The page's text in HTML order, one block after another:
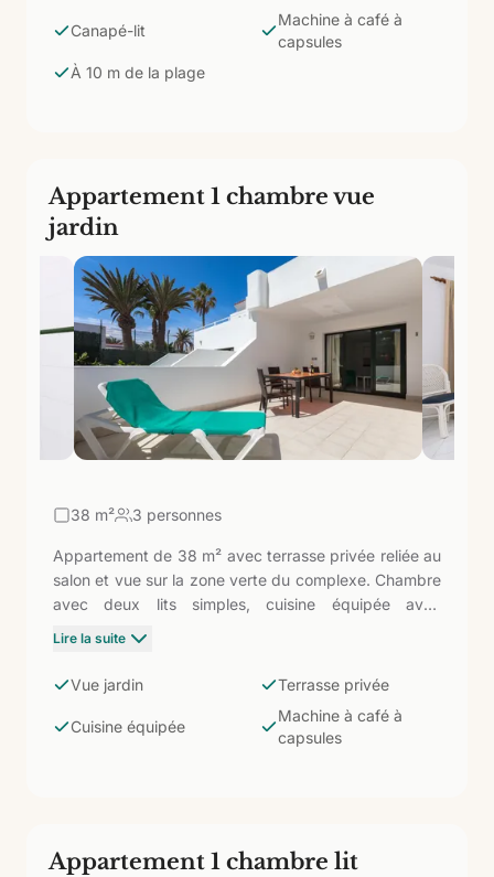
est l'option pour ceux qui souhaitent voir l'Atlantique
également depuis le balcon, dans un petit complexe
intime en plein centre de Corralejo.
Canapé-lit
Machine à café à
capsules
À 10 m de la plage
Appartement 1 chambre vue
jardin
38 m² 3 personnes
Appartement de 38 m² avec terrasse privée reliée au
salon et vue sur la zone verte du complexe. Chambre
avec deux lits simples, cuisine équipée avec
bain avec douche et sèche-cheveux. Un peu plus
intime et tranquille orientée vers le jardin : parfaite
pour ceux qui veulent de la lumière naturelle et un
Lire la suite
Vue jardin Terrasse privée
Cuisine équipée
Machine à café à
capsules
Appartement 1 chambre lit